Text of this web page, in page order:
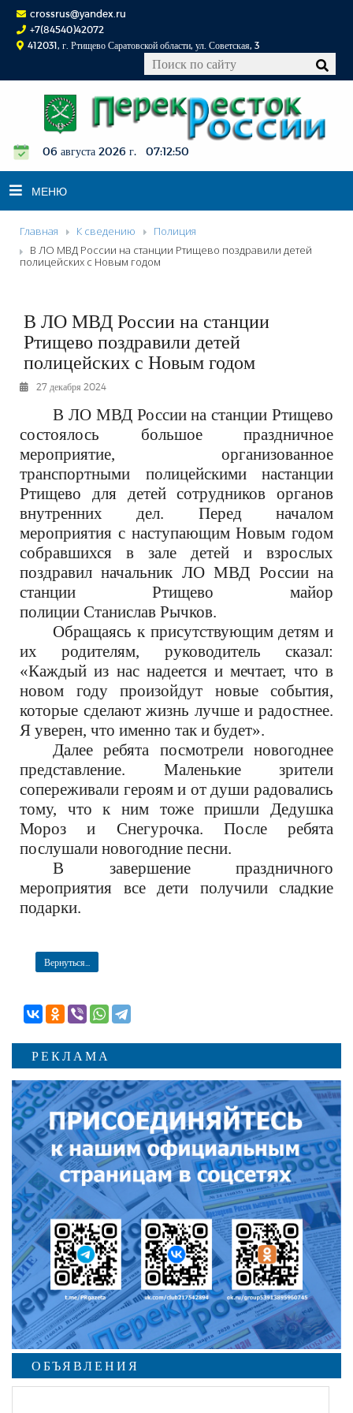
crossrus@yandex.ru
+7(84540)42072
412031, г. Ртищево Саратовской области, ул. Советская, 3
06 августа 2026 г. 07:12:51
МЕНЮ
НОВОСТИ
ОФИЦИАЛЬНО
КОНКУРСЫ
ФОТОРЕПОРТАЖИ
РЕКЛАМОДАТЕЛЯМ
ОБЪЯВЛЕНИЯ
КОНТАКТЫ
Главная К сведению
Полиция
В ЛО МВД России на станции Ртищево поздравили детей
полицейских с Новым годом
В ЛО МВД России на станции
Ртищево поздравили детей
полицейских с Новым годом
27 декабря 2024
В ЛО МВД России на станции Ртищево
состоялось большое праздничное
мероприятие, организованное
транспортными полицейскиминастанции
Ртищево для детей сотрудников органов
внутренних дел. Перед началом
мероприятия с наступающим Новым годом
собравшихся в зале детей и взрослых
поздравил начальник ЛО МВД России на
станции Ртищево майор
полиции Станислав Рычков.
Обращаясь к присутствующим детям и
их родителям, руководительсказал:
«Каждый из нас надеется и мечтает, что в
новом году произойдут новые события,
которые сделают жизнь лучше и радостнее.
Я уверен, что именно так и будет».
Далее ребята посмотрели новогоднее
представление. Маленькие зрители
сопереживали героями от души радовались
тому, что к ним тоже пришли Дедушка
Мороз и Снегурочка. После ребята
послушали новогодние песни.
В завершение праздничного
мероприятия все дети получили сладкие
подарки.
Вернуться...
РЕКЛАМА
ОБЪЯВЛЕНИЯ